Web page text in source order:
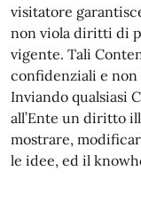
visitatore
non viola diritti di
vigente. Tali
confidenziali e
Inviando qualsiasi
all’Ente un diritto
mostrare,
le idee, ed il